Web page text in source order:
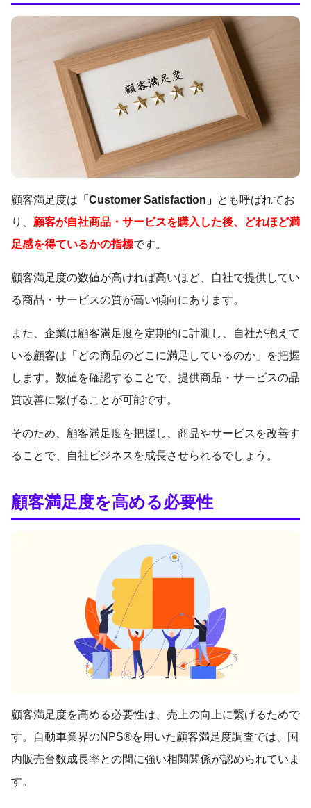
顧客満足度は 「Customer Satisfaction」 とも呼ばれてお
り、 顧客が自社商品・サービスを購入した後、どれほど満
足感を得ているかの指標です。
顧客満足度の数値が高ければ高いほど、自社で提供してい
る商品・サービスの質が高い傾向にあります。
また、企業は顧客満足度を定期的に計測し、自社が抱えて
いる顧客は「どの商品のどこに満足しているのか」を把握
します。数値を確認することで、提供商品・サービスの品
質改善に繋げることが可能です。
そのため、顧客満足度を把握し、商品やサービスを改善す
ることで、自社ビジネスを成長させられるでしょう。
顧客満足度を高める必要性
顧客満足度を高める必要性は、売上の向上に繋げるためで
す。自動車業界のNPS®を用いた顧客満足度調査では、国
内販売台数成長率との間に強い相関関係が認められていま
す。